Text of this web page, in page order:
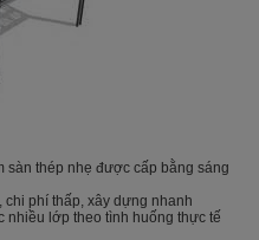
sàn thép nhẹ được cấp bằng sáng
phí thấp, xây dựng nhanh
nhiều lớp theo tình huống thực tế